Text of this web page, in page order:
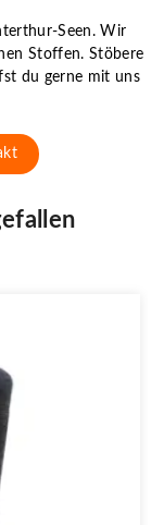
Seen. Wir
Stoffen. Stöbere
du gerne mit uns